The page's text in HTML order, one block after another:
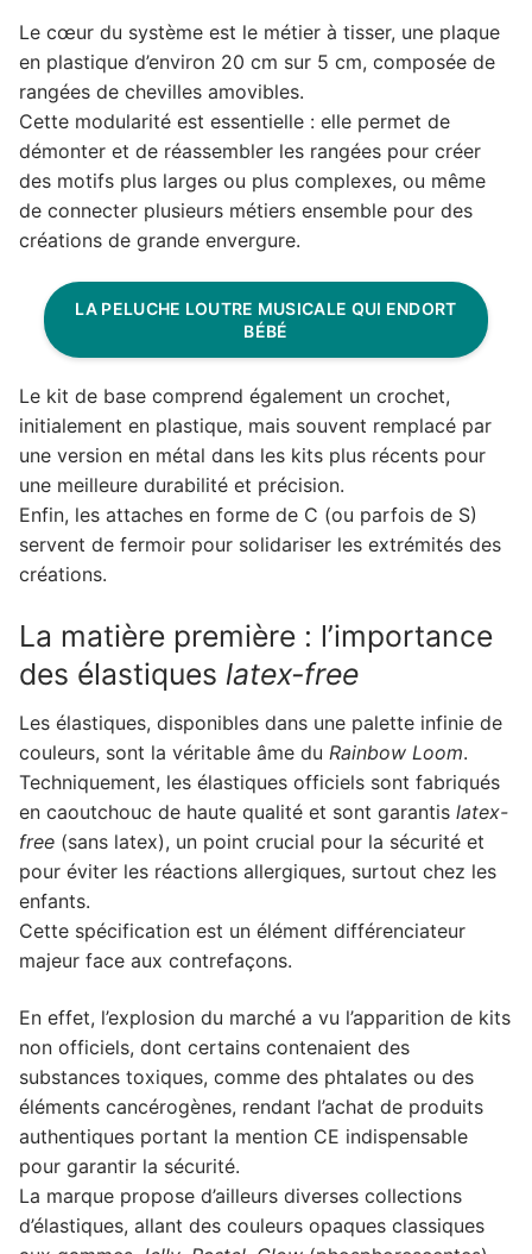
Le cœur du système est le métier à tisser, une plaque
en plastique d’environ 20 cm sur 5 cm, composée de
rangées de chevilles amovibles.
Cette modularité est essentielle : elle permet de
démonter et de réassembler les rangées pour créer
des motifs plus larges ou plus complexes, ou même
de connecter plusieurs métiers ensemble pour des
créations de grande envergure.
LA PELUCHE LOUTRE MUSICALE QUI ENDORT
BÉBÉ
Le kit de base comprend également un crochet,
initialement en plastique, mais souvent remplacé par
une version en métal dans les kits plus récents pour
une meilleure durabilité et précision.
Enfin, les attaches en forme de C (ou parfois de S)
servent de fermoir pour solidariser les extrémités des
créations.
La matière première : l’importance
des élastiques latex-free
Les élastiques, disponibles dans une palette infinie de
couleurs, sont la véritable âme du Rainbow Loom.
Techniquement, les élastiques officiels sont fabriqués
en caoutchouc de haute qualité et sont garantis latex-
free (sans latex), un point crucial pour la sécurité et
pour éviter les réactions allergiques, surtout chez les
enfants.
Cette spécification est un élément différenciateur
majeur face aux contrefaçons.
En effet, l’explosion du marché a vu l’apparition de kits
non officiels, dont certains contenaient des
substances toxiques, comme des phtalates ou des
éléments cancérogènes, rendant l’achat de produits
authentiques portant la mention CE indispensable
pour garantir la sécurité.
La marque propose d’ailleurs diverses collections
d’élastiques, allant des couleurs opaques classiques